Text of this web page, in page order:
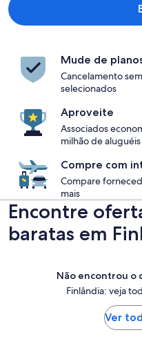
Mude de
Cancelamento
selecionados
Aproveite
Associados
milhão de
Compre com
Compare
mais
Encontre
baratas em
Não encontrou o
Finlândia: veja
Ver